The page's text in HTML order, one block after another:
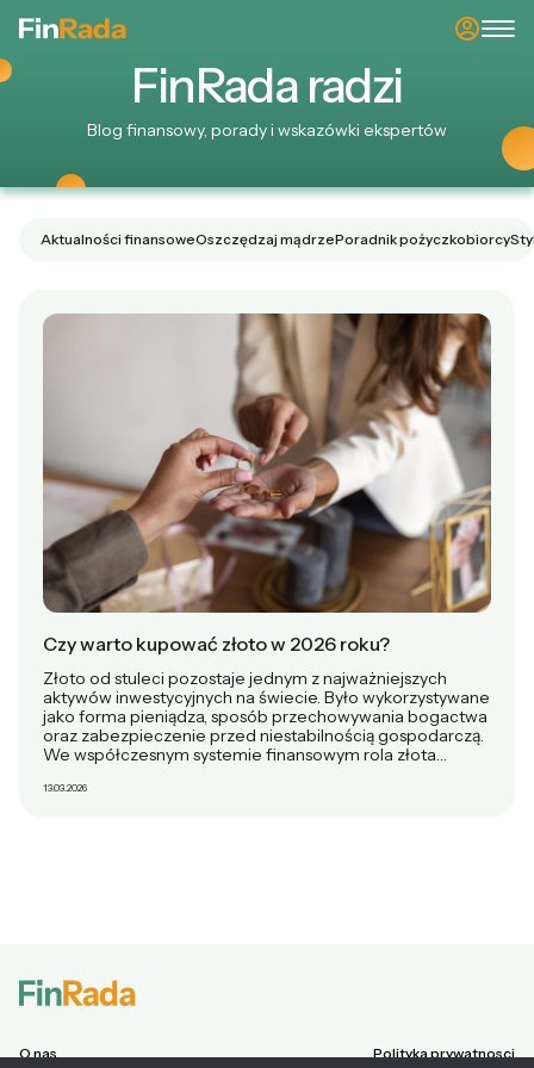
FinRada radzi
Blog finansowy, porady i wskazówki ekspertów
Aktualności finansoweOszczędzaj mądrzePoradnik pożyczkobiorcy
Czy warto kupować złoto w 2026 roku?
Złoto od stuleci pozostaje jednym z najważniejszych
aktywów inwestycyjnych na świecie. Było wykorzystywane
jako forma pieniądza, sposób przechowywania bogactwa
oraz zabezpieczenie przed niestabilnością gospodarczą.
We współczesnym systemie finansowym rola złota…
13.03.2026
O nas
Polityka prywatnosci